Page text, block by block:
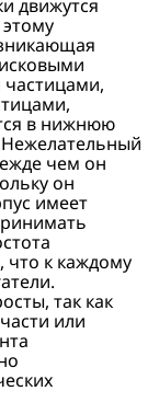
движутся
в нижнюю
Нежелательный
чем он
он
имеет
что к каждому
так как
или